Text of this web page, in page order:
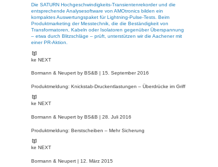
Die SATURN Hochgeschwindigkeits-Transientenrekorder und die
entsprechende Analysesoftware von AMOtronics bilden ein
kompaktes Auswertungspaket für Lightning-Pulse-Tests. Beim
Produktmarketing der Messtechnik, die die Beständigkeit von
Transformatoren, Kabeln oder Isolatoren gegenüber Überspannung
– etwa durch Blitzschläge – prüft, unterstützen wir die Aachener mit
einer PR-Aktion.
ke NEXT
Bormann & Neupert by BS&B | 15. September 2016
Produktmeldung: Knickstab-Druckentlastungen – Überdrücke im Griff
ke NEXT
Bormann & Neupert by BS&B | 28. Juli 2016
Produktmeldung: Berstscheiben – Mehr Sicherung
ke NEXT
Bormann & Neupert | 12. März 2015